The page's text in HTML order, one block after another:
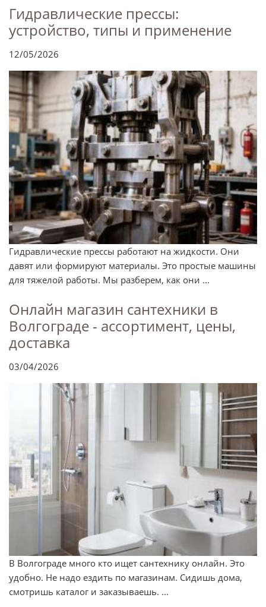
Гидравлические прессы:
устройство, типы и применение
12/05/2026
Гидравлические прессы работают на жидкости. Они
давят или формируют материалы. Это простые машины
для тяжелой работы. Мы разберем, как они ...
Онлайн магазин сантехники в
Волгограде - ассортимент, цены,
доставка
03/04/2026
В Волгограде много кто ищет сантехнику онлайн. Это
удобно. Не надо ездить по магазинам. Сидишь дома,
смотришь каталог и заказываешь. ...